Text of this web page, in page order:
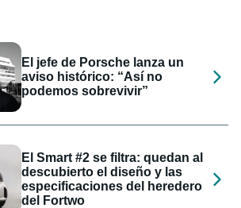
El jefe de Porsche lanza un
aviso histórico: “Así no
podemos sobrevivir”
El Smart #2 se filtra: quedan al
descubierto el diseño y las
especificaciones del heredero
del Fortwo